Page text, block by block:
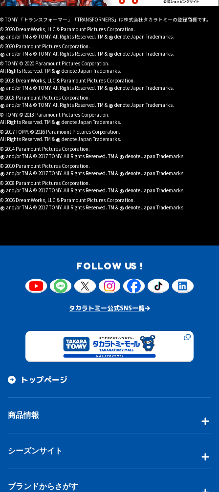
© TOMY 「トランスフォーマー」「TRANSFORMERS」は株式会社タカラトミーの登録商標です。
© 2020 DreamWorks, LLC & Paramount Pictures Corporation.
® and/or TM & © TOMY. All Rights Reserved. TM & ® denote Japan Trademarks.
© 2020 Paramount Pictures Corporation.
® and/or TM & © TOMY. All Rights Reserved. TM & ® denote Japan Trademarks.
© TOMY. © 2020 Paramount Pictures Corporation.
All Rights Reserved. TM & ® denote Japan Trademarks.
© 2018 DreamWorks, LLC & Paramount Pictures Corporation.
® and/or TM & © TOMY. All Rights Reserved. TM & ® denote Japan Trademarks.
© 2018 Paramount Pictures Corporation.
® and/or TM & © TOMY. All Rights Reserved. TM & ® denote Japan Trademarks.
© TOMY. © 2018 Paramount Pictures Corporation.
All Rights Reserved. TM & ® denote Japan Trademarks.
© 2017 TOMY. © 2016 Paramount Pictures Corporation.
All Rights Reserved. TM & ® denote Japan Trademarks.
© 2014 Paramount Pictures Corporation.
® and/or TM & © 2017 TOMY. All Rights Reserved. TM & ® denote Japan Trademarks.
© 2010 Paramount Pictures Corporation.
® and/or TM & © 2017 TOMY. All Rights Reserved. TM & ® denote Japan Trademarks.
© 2008 Paramount Pictures Corporation.
® and/or TM & © 2017 TOMY. All Rights Reserved. TM & ® denote Japan Trademarks.
© 2006 DreamWorks, LLC & Paramount Pictures Corporation.
® and/or TM & © 2017 TOMY. All Rights Reserved. TM & ® denote Japan Trademarks.
FOLLOW US !
タカラトミー公式SNS一覧
トップページ
商品情報
シーズンサイト
ブランドからさがす